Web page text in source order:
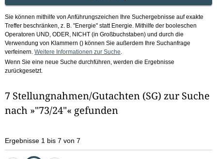
a
m
Sie können mithilfe von Anführungszeichen Ihre Suchergebnisse auf exakte
Treffer beschränken, z. B. "Energie" statt Energie. Mithilfe der booleschen
Operatoren UND, ODER, NICHT (in Großbuchstaben) und durch die
Verwendung von Klammern () können Sie außerdem Ihre Suchanfrage
verfeinern. Weitere Informationen zur Suche
Wenn Sie eine neue Suche durchführen, werden die Ergebnisse
zurückgesetzt.
7 Stellungnahmen/Gutachten (SG) zur Suche
nach »"73/24"« gefunden
Ergebnisse 1 bis 7 von 7